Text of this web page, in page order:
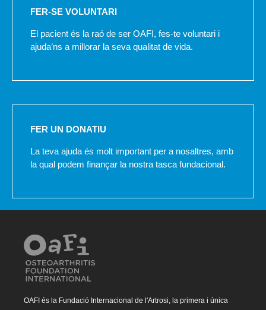
FER-SE VOLUNTARI
El pacient és la raó de ser OAFI, fes-te voluntari i
ajuda’ns a millorar la seva qualitat de vida.
FER UN DONATIU
La teva ajuda és molt important per a nosaltres, amb
la qual podem finançar la nostra tasca fundacional.
OAFI és la Fundació Internacional de l'Artrosi, la primera i única